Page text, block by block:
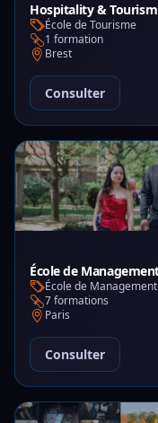
Hospitality &
École de Tourisme
1 formation
Brest
Consulter
École de
École de Management
7 formations
Paris
Consulter